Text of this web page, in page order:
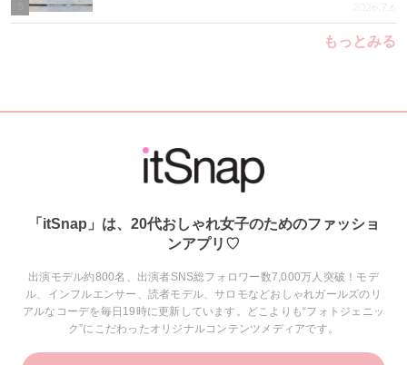
2026.7.6
もっとみる
「itSnap」は、20代おしゃれ女子のためのファッショ
ンアプリ♡
出演モデル約800名、出演者SNS総フォロワー数7,000万人突破！モデ
ル、インフルエンサー、読者モデル、サロモなどおしゃれガールズのリ
アルなコーデを毎日19時に更新しています。どこよりも“フォトジェニッ
ク”にこだわったオリジナルコンテンツメディアです。